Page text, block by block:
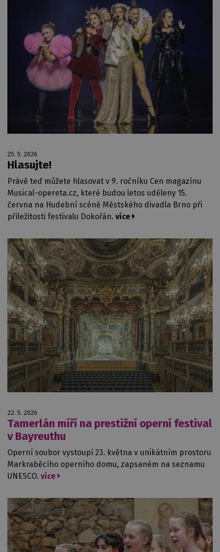
25. 5. 2026
Hlasujte!
Právě teď můžete hlasovat v 9. ročníku Cen magazínu
Musical-opereta.cz, které budou letos uděleny 15.
června na Hudební scéně Městského divadla Brno při
příležitosti festivalu Dokořán. více
22. 5. 2026
Tamerlán míří na prestižní operní festival
v Bayreuthu
Operní soubor vystoupí 23. května v unikátním prostoru
Markraběcího operního domu, zapsaném na seznamu
UNESCO. více